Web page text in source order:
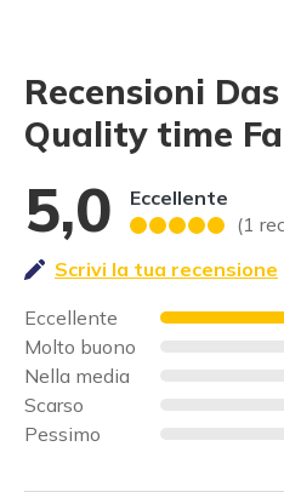
Recensioni
Quality time
5,0
Eccellente
(1
Scrivi la tua recensione
Eccellente
Molto buono
Nella media
Scarso
Pessimo